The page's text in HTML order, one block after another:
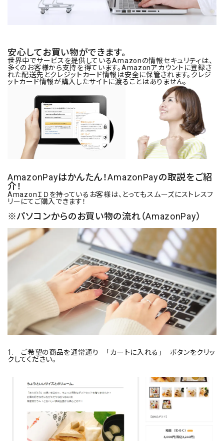
安心してお買い物ができます。
世界中でサービスを提供しているAmazonの情報セキュリティは、
多くのお客様から支持を得ています。Amazonアカウントに登録さ
れた配送先とクレジットカード情報は安全に保管されます。クレジ
ットカード情報が購入したサイトに渡ることはありません。
AmazonPayはかんたん！AmazonPayの取説をご紹
介！
AmazonＩＤを持っているお客様は、とってもスムーズにストレスフ
リーにてご購入できます！
※パソコンからのお買い物の流れ（AmazonPay）
1. ご希望の商品を通常通り 「カートに入れる」 ボタンをクリッ
クしてください。